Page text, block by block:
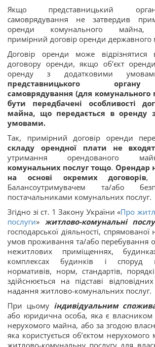
Якщо представницький
самоврядування не затвердив
оренди комунального майна,
примірний договір оренди державного
Договір оренди може відрізнятися
договору оренди, якщо об’єкт
оренду з додатковими
представницького
самоврядування (для
бути передбачені особливості
майна, що передається в оренду
умовами.
Так, примірний договір оренди
складу орендної плати не
утримання орендованого
комунальних послуг тощо. Орендар
на основі окремих договорів,
Балансоутримувачем та/або
постачальниками комунальних послуг.
Згідно зі ст. 1 Закону України «Про
послуги» житлово-комунальні
господарської діяльності,
умов проживання та/або перебування
нежитлових приміщеннях,
комплексах будинків і споруд
нормативів, норм, стандартів,
здійснюється на підставі
надання житлово-комунальних послуг.
При цьому індивідуальним
або юридична особа, яка є власником
нерухомого майна, або за згодою
яка користується об’єктом
житлово-комунальну послугу для